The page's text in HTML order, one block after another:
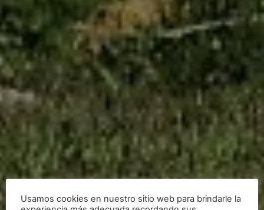
Usamos cookies en nuestro sitio web para brindarle la